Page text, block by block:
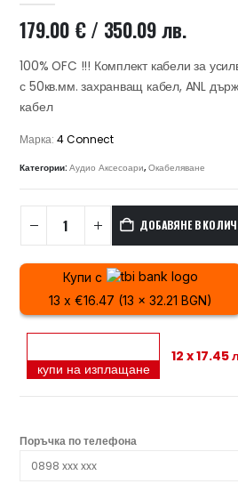
179.00 €/ 350.09 лв.
100% OFC !!! Комплект кабели за
с 50кв.мм. захранващ кабел, ANL
кабел
Марка:4 Connect
Категории:Аудио Аксесоари,Окабеляване
ДОБАВЯНЕ В
Купи с
13 x €16.47 (13 x 32.21 BGN)
купи на изплащане
12 x 17.45
Поръчка по телефона